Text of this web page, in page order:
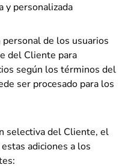
y personalizada
de los usuarios
del Cliente para
según los términos del
ser procesado para los
selectiva del Cliente, el
adiciones a los